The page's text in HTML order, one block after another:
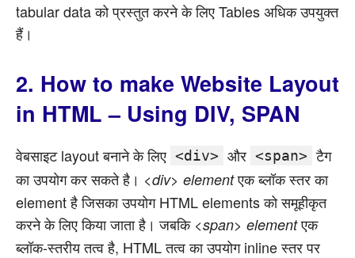
tabular data को प्रस्तुत करने के लिए Tables अधिक उपयुक्त
हैं।
2. How to make Website Layout
in HTML – Using DIV, SPAN
वेबसाइट layout बनाने के लिए <div> और <span> टैग
का उपयोग कर सकते है। <div> elementएक ब्लॉक स्तर का
element है जिसका उपयोग HTML elements को समूहीकृत
करने के लिए किया जाता है। जबकि <span> elementएक
ब्लॉक-स्तरीय तत्व है, HTML तत्व का उपयोग inline स्तर पर